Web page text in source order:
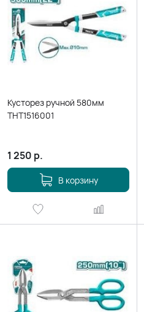
Кусторез ручной 580мм
THT1516001
1 250 р.
В корзину